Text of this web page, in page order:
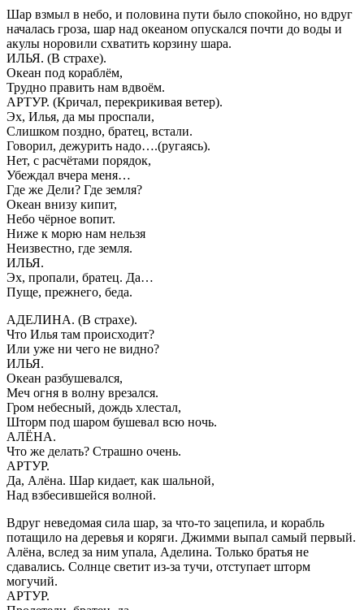
Шар взмыл в небо, и половина пути было спокойно, но вдруг
началась гроза, шар над океаном опускался почти до воды и
акулы норовили схватить корзину шара.
ИЛЬЯ. (В страхе).
Океан под кораблём,
Трудно править нам вдвоём.
АРТУР. (Кричал, перекрикивая ветер).
Эх, Илья, да мы проспали,
Слишком поздно, братец, встали.
Говорил, дежурить надо….(ругаясь).
Нет, с расчётами порядок,
Убеждал вчера меня…
Где же Дели? Где земля?
Океан внизу кипит,
Небо чёрное вопит.
Ниже к морю нам нельзя
Неизвестно, где земля.
ИЛЬЯ.
Эх, пропали, братец. Да…
Пуще, прежнего, беда.
АДЕЛИНА. (В страхе).
Что Илья там происходит?
Или уже ни чего не видно?
ИЛЬЯ.
Океан разбушевался,
Меч огня в волну врезался.
Гром небесный, дождь хлестал,
Шторм под шаром бушевал всю ночь.
АЛЁНА.
Что же делать? Страшно очень.
АРТУР.
Да, Алёна. Шар кидает, как шальной,
Над взбесившейся волной.
Вдруг неведомая сила шар, за что-то зацепила, и корабль
потащило на деревья и коряги. Джимми выпал самый первый.
Алёна, вслед за ним упала, Аделина. Только братья не
сдавались. Солнце светит из-за тучи, отступает шторм
могучий.
АРТУР.